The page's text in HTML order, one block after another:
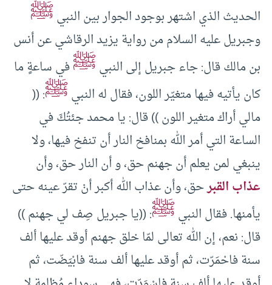
الحديث الذي اشتهر بوجود الجوار بين النبيﷺ
وجبريل عليه السلام من رواية يزيد الرقاشي عن أنس
بن مالك قال: جاء جبريل إلى النبيﷺفي ساعةٍ ما
كان يأتيه فيها متغيّر اللون، فقال له النبيﷺ: ((
مالي أراك متغير اللون )) قال: يا محمد جئتُكَ في
الساعة التي أمر الله بمنافخ النار أن تنفخ فيها، ولا
ينبغي لمن يعلم أن جهنم حق، و أن النار حق، وأن
عذاب القبرحق، وأن عذاب الله أكبر أنْ تقرّ عينه حتى
يأمنها. فقال النبيﷺ: ((يا جبريل صِف لي جهنم ))
قال: نعم، إن الله تعالى لمّا خلق جهنم أوقد عليها ألف
سنة فاحْمَرّت، ثم أوقد عليها ألف سنة فابْيَضّت، ثم